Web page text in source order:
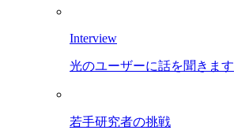
Interview
光のユーザーに話を聞きます
若手研究者の挑戦